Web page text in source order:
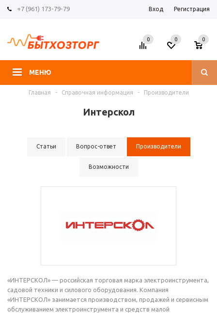
+7 (961) 173-79-79 Вход Регистрация
МЕНЮ
0 0 0
Главная - Справочная информация - Производители
Интерскол
Статьи Вопрос-ответ Производители
Возможности
«ИНТЕРСКОЛ» — российская торговая марка электроинструмента,
садовой техники и силового оборудования. Компания
«ИНТЕРСКОЛ» занимается производством, продажей и сервисным
обслуживанием электроинструмента и средств малой